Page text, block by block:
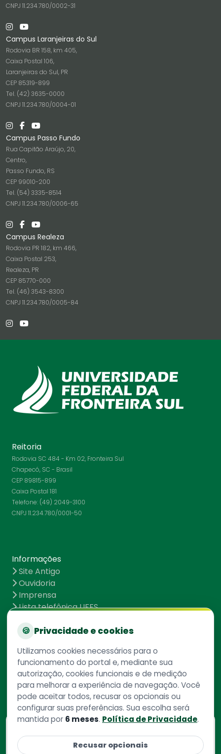
CNPJ 11.234.780/0002-31
Campus Laranjeiras do Sul
Rodovia BR 158, km 405,
Caixa Postal 106,
Laranjeiras do Sul, PR
CEP 85319-899
Tel. (42) 3635-0000
CNPJ 11.234.780/0004-01
Campus Passo Fundo
Rua Capitão Araújo, 20,
Centro,
Passo Fundo, RS
CEP 99010-200
Tel. (54) 3335-8514
CNPJ 11.234.780/0006-65
Campus Realeza
Rodovia PR 182, km 466,
Caixa Postal 253,
Realeza, PR
CEP 85770-000
Tel. (46) 3543-8300
CNPJ 11.234.780/0005-84
Reitoria
Rodovia SC 484 - Km 02, Fronteira Sul
Chapecó, SC - Brasil
CEP 89815-899
Caixa Postal 181
Telefone: (49) 2049-3100
CNPJ 11.234.780/0001-50
Informações
Site Antigo
Ouvidoria
Imprensa
Lista telefônica UFFS
UFFS contra o Aedes
Mapa do site
Redes Sociais
o cadastro da instituição no
Sistema e-Mec
🍪 Privacidade e cookies
Utilizamos cookies necessários para o
funcionamento do portal e, mediante sua
autorização, cookies funcionais e de medição
para melhorar a experiência de navegação. Você
pode aceitar todos, recusar os opcionais ou
configurar suas preferências. Sua escolha será
mantida por 6 meses. Política de Privacidade.
Recusar opcionais